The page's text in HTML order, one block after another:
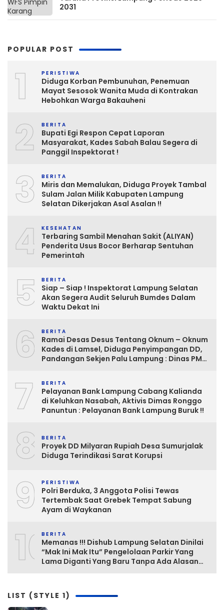
2031
POPULAR POST
1 PERISTIWA
Diduga Korban Pembunuhan, Penemuan
Mayat Sesosok Wanita Muda di Kontrakan
Hebohkan Warga Bakauheni
2 BERITA
Bupati Egi Respon Cepat Laporan
Masyarakat, Kades Sabah Balau Segera di
Panggil Inspektorat !
3 BERITA
Miris dan Memalukan, Diduga Proyek Tambal
Sulam Jalan Milik Kabupaten Lampung
Selatan Dikerjakan Asal Asalan !!
4 KESEHATAN
Terbaring Sambil Menahan Sakit (ALIYAN)
Penderita Usus Bocor Berharap Sentuhan
Pemerintah
5 BERITA
Siap – Siap ! Inspektorat Lampung Selatan
Akan Segera Audit Seluruh Bumdes Dalam
Waktu Dekat Ini
6 BERITA
Ramai Desas Desus Tentang Oknum – Oknum
Kades di Lamsel, Diduga Penyimpangan DD,
Pandangan Sekjen Palu Lampung : Dinas PMD
7 BERITA
Pelayanan Bank Lampung Cabang Kalianda
di Keluhkan Nasabah, Aktivis Dimas Ronggo
Panuntun : Pelayanan Bank Lampung Buruk !!
8 BERITA
Proyek DD Milyaran Rupiah Desa Sumurjalak
Diduga Terindikasi Sarat Korupsi
9 PERISTIWA
Polri Berduka, 3 Anggota Polisi Tewas
Tertembak Saat Grebek Tempat Sabung
Ayam di Waykanan
10BERITA
Memanas !!! Dishub Lampung Selatan Dinilai
“Mak Ini Mak Itu” Pengelolaan Parkir Yang
Lama Diganti Yang Baru Tanpa Ada Alasan
LIST (STYLE 1)